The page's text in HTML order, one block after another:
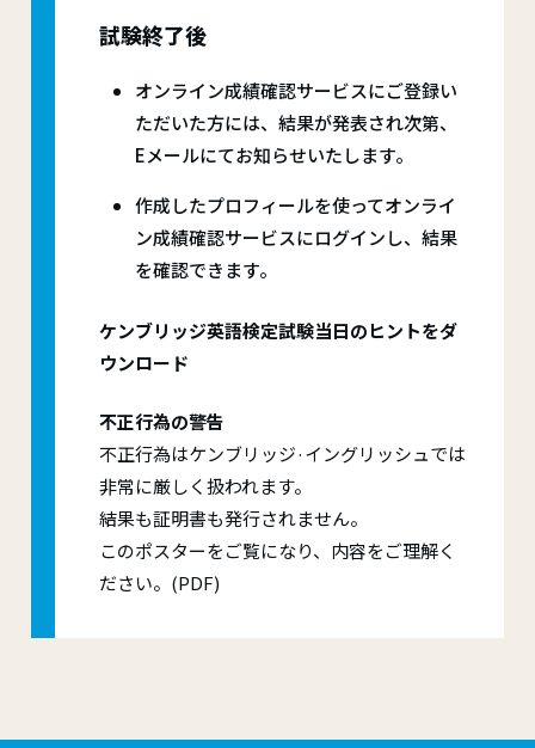
試験終了後
オンライン成績確認サービスにご登録い
ただいた方には、結果が発表され次第、
Eメールにてお知らせいたします。
作成したプロフィールを使ってオンライ
ン成績確認サービスにログインし、結果
を確認できます。
ケンブリッジ英語検定試験当日のヒントをダ
ウンロード
不正行為の警告
不正行為はケンブリッジ·イングリッシュでは
非常に厳しく扱われます。
結果も証明書も発行されません。
このポスターをご覧になり、内容をご理解く
ださい。(PDF)